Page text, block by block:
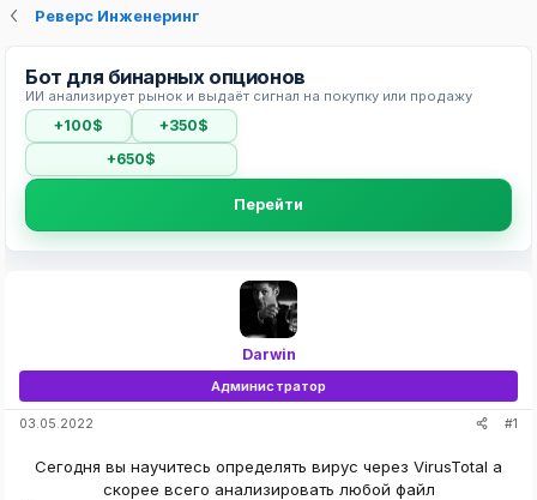
т
ы
а
л
а
Реверс Инженеринг
Бот для бинарных опционов
ИИ анализирует рынок и выдаёт сигнал на покупку или продажу
+100$
+350$
+650$
Перейти
Darwin
Администратор
03.05.2022 #1
Сегодня вы научитесь определять вирус через VirusTotal а
скорее всего анализировать любой файл